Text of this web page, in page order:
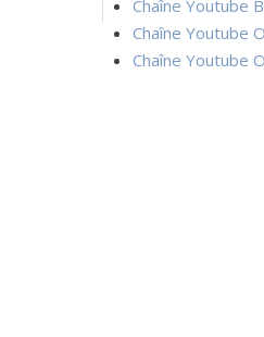
Chaîne Youtube
Chaîne Youtube
Chaîne Youtube